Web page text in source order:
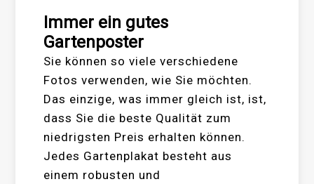
Immer ein gutes
Gartenposter
Sie können so viele verschiedene
Fotos verwenden, wie Sie möchten.
Das einzige, was immer gleich ist, ist,
dass Sie die beste Qualität zum
niedrigsten Preis erhalten können.
Jedes Gartenplakat besteht aus
einem robusten und